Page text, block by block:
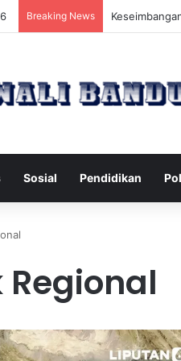
Breaking News Manfaat
Sosial Pendidikan
Regional